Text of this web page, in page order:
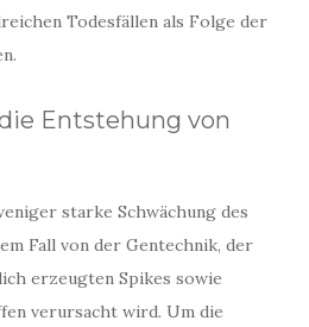
Todesfällen als Folge der
Entstehung von
starke Schwächung des
Fall von der Gentechnik, der
erzeugten Spikes sowie
verursacht wird. Um die